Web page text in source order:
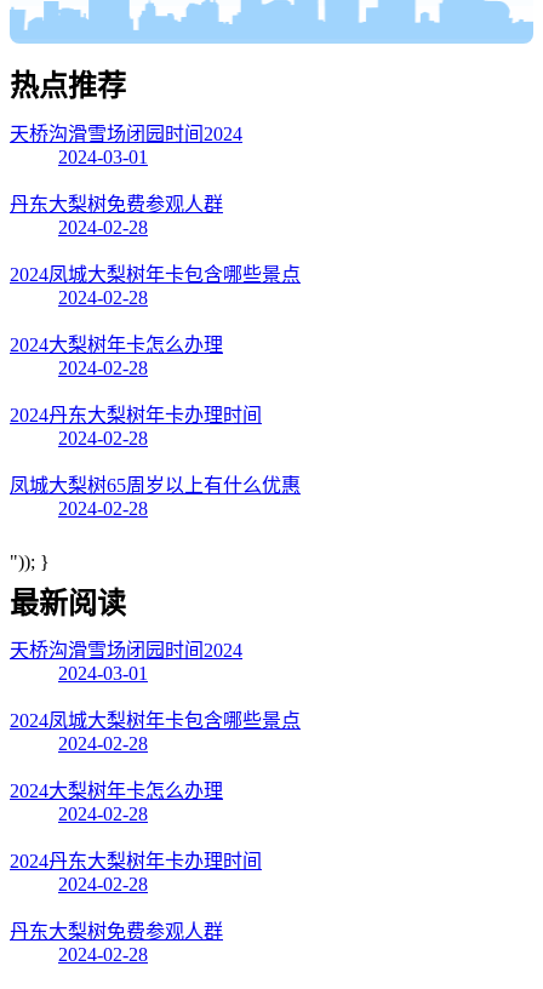
热点推荐
天桥沟滑雪场闭园时间2024
2024-03-01
丹东大梨树免费参观人群
2024-02-28
2024凤城大梨树年卡包含哪些景点
2024-02-28
2024大梨树年卡怎么办理
2024-02-28
2024丹东大梨树年卡办理时间
2024-02-28
凤城大梨树65周岁以上有什么优惠
2024-02-28
")); }
最新阅读
天桥沟滑雪场闭园时间2024
2024-03-01
2024凤城大梨树年卡包含哪些景点
2024-02-28
2024大梨树年卡怎么办理
2024-02-28
2024丹东大梨树年卡办理时间
2024-02-28
丹东大梨树免费参观人群
2024-02-28